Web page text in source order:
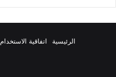
الرئيسية اتفاقية الاستخدام